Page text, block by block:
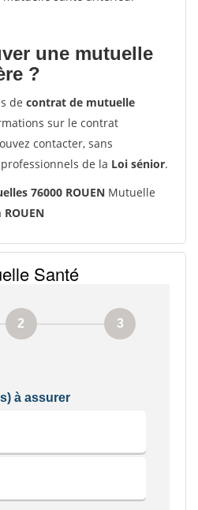
une mutuelle
?
de contrat de mutuelle
sur le contrat
contacter, sans
de la Loi sénior.
76000 ROUEN Mutuelle
ROUEN